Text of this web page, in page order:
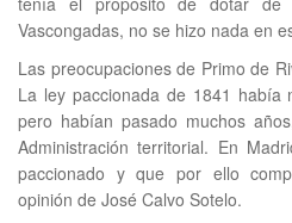
Vascongadas, no se hizo nada en
Las preocupaciones de Primo de
La ley paccionada de 1841 había
pero habían pasado muchos
Administración territorial. En
paccionado y que por ello
opinión de José Calvo Sotelo.